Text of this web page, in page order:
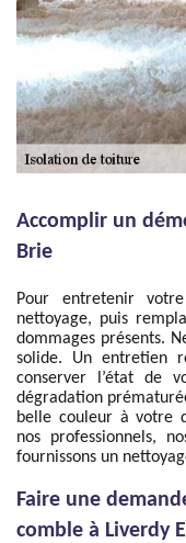
Accomplir un
Brie
Pour entretenir
nettoyage, puis
dommages présents.
solide. Un entretien
conserver l’état de
dégradation
belle couleur à votre
nos professionnels,
fournissons un
Faire une
comble à Liverdy